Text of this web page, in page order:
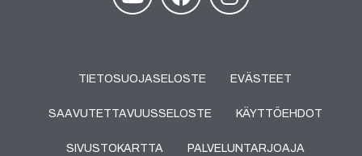
TIETOSUOJASELOSTE EVÄSTEET
SAAVUTETTAVUUSSELOSTE KÄYTTÖEHDOT
SIVUSTOKARTTA PALVELUNTARJOAJA